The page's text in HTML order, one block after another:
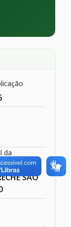
da
Direta
SÃO